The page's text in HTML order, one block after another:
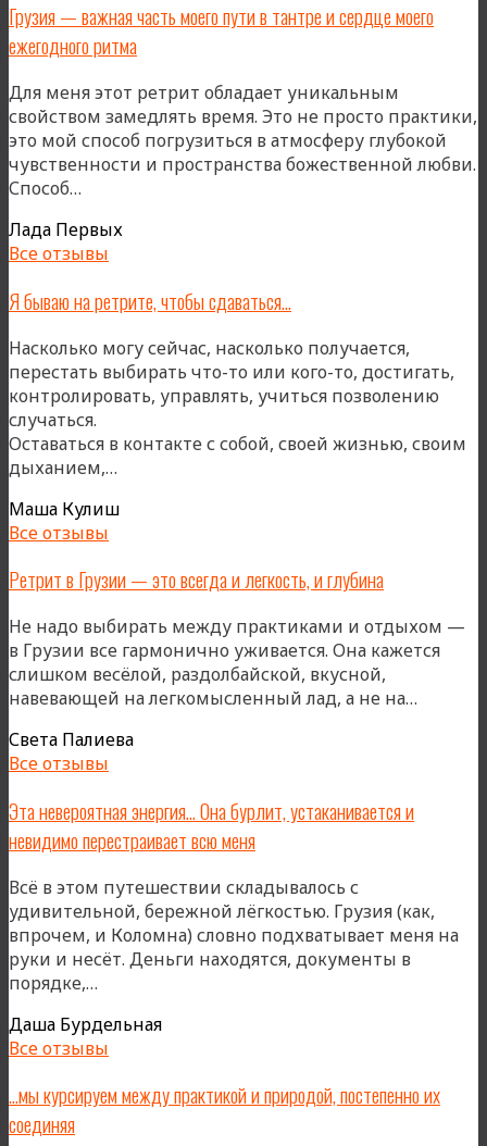
раскрывается,
местами
пугает
меня)»
Грузия — важная часть моего пути в тантре и сердце моего
ежегодного ритма
Для меня этот ретрит обладает уникальным
свойством замедлять время. Это не просто практики,
это мой способ погрузиться в атмосферу глубокой
чувственности и пространства божественной любви.
Способ…
важная
часть
пути
тантре
и
сердце
моего
ежегодного
ритма»
Лада Первых
Все отзывы
Я бываю на ретрите, чтобы сдаваться…
Насколько могу сейчас, насколько получается,
перестать выбирать что-то или кого-то, достигать,
контролировать, управлять, учиться позволению
случаться.
Оставаться в контакте с собой, своей жизнью, своим
дыханием,…
на
сдаваться…»
Маша Кулиш
Все отзывы
Ретрит в Грузии — это всегда и легкость, и глубина
Не надо выбирать между практиками и отдыхом —
в Грузии все гармонично уживается. Она кажется
слишком весёлой, раздолбайской, вкусной,
навевающей на легкомысленный лад, а не на…
Света Палиева
Все отзывы
Эта невероятная энергия… Она бурлит, устаканивается и
невидимо перестраивает всю меня
Всё в этом путешествии складывалось с
удивительной, бережной лёгкостью. Грузия (как,
впрочем, и Коломна) словно подхватывает меня на
руки и несёт. Деньги находятся, документы в
порядке,…
энергия…
Она
устаканивается
Даша Бурдельная
Все отзывы
…мы курсируем между практикой и природой, постепенно их
соединяя